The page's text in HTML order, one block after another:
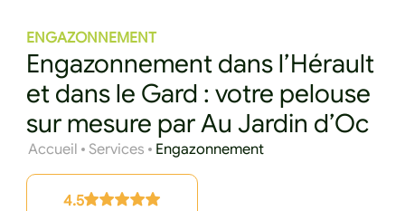
ENGAZONNEMENT
Engazonnement dans l’Hérault
et dans le Gard : votre pelouse
sur mesure par Au Jardin d’Oc
Accueil Services Engazonnement
4.5